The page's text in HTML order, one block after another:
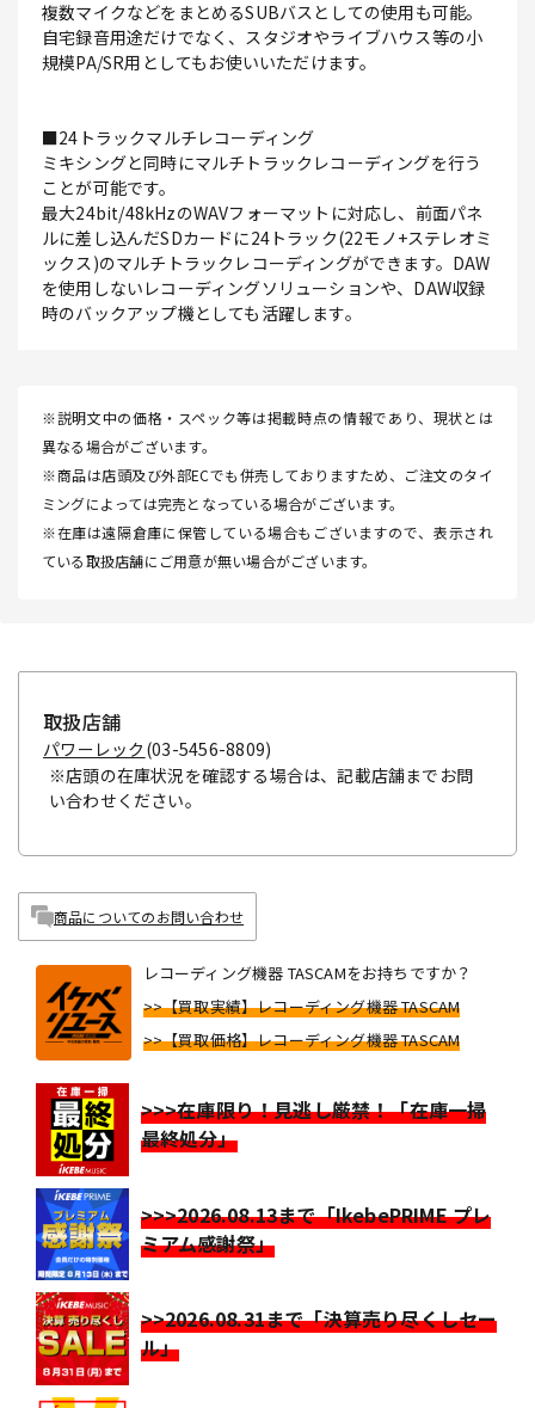
複数マイクなどをまとめるSUBバスとしての使用も可能。
自宅録音用途だけでなく、スタジオやライブハウス等の小
規模PA/SR用としてもお使いいただけます。
■24トラックマルチレコーディング
ミキシングと同時にマルチトラックレコーディングを行う
ことが可能です。
最大24bit/48kHzのWAVフォーマットに対応し、前面パネ
ルに差し込んだSDカードに24トラック(22モノ+ステレオミ
ックス)のマルチトラックレコーディングができます。DAW
を使用しないレコーディングソリューションや、DAW収録
時のバックアップ機としても活躍します。
※説明文中の価格・スペック等は掲載時点の情報であり、現状とは
異なる場合がございます。
※商品は店頭及び外部ECでも併売しておりますため、ご注文のタイ
ミングによっては完売となっている場合がございます。
※在庫は遠隔倉庫に保管している場合もございますので、表示され
ている取扱店舗にご用意が無い場合がございます。
取扱店舗
パワーレック (03-5456-8809)
※店頭の在庫状況を確認する場合は、記載店舗までお問
い合わせください。
商品についてのお問い合わせ
レコーディング機器 TASCAMをお持ちですか？
>>【買取実績】レコーディング機器 TASCAM
>>【買取価格】レコーディング機器 TASCAM
>>>在庫限り！見逃し厳禁！「在庫一掃
最終処分」
>>>2026.08.13まで「IkebePRIME プレ
ミアム感謝祭」
>>2026.08.31まで「決算売り尽くしセー
ル」